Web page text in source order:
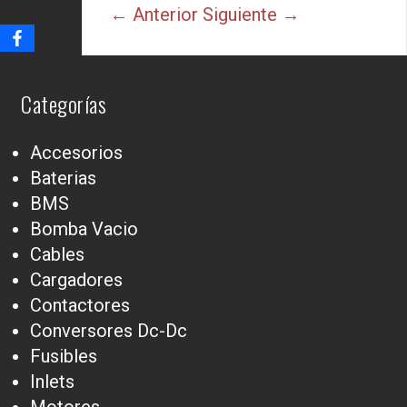
← Anterior Siguiente →
Categorías
Accesorios
Baterias
BMS
Bomba Vacio
Cables
Cargadores
Contactores
Conversores Dc-Dc
Fusibles
Inlets